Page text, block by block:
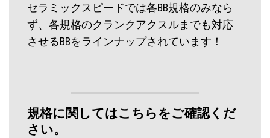
セラミックスピードでは各BB規格のみなら
ず、各規格のクランクアクスルまでも対応
させるBBをラインナップされています！
規格に関してはこちらをご確認くだ
さい。